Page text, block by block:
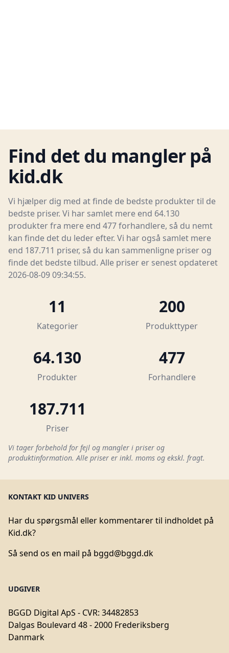
Find det du mangler på
kid.dk
Vi hjælper dig med at finde de bedste produkter til de
bedste priser. Vi har samlet mere end 64.130
produkter fra mere end 477 forhandlere, så du nemt
kan finde det du leder efter. Vi har også samlet mere
end 187.711 priser, så du kan sammenligne priser og
finde det bedste tilbud. Alle priser er senest opdateret
2026-08-09 09:34:55.
11
Kategorier
200
Produkttyper
64.130
Produkter
477
Forhandlere
187.711
Priser
Vi tager forbehold for fejl og mangler i priser og
produktinformation. Alle priser er inkl. moms og ekskl. fragt.
KONTAKT KID UNIVERS
Har du spørgsmål eller kommentarer til indholdet på
Kid.dk?
Så send os en mail på bggd@bggd.dk
UDGIVER
BGGD Digital ApS - CVR: 34482853
Dalgas Boulevard 48 - 2000 Frederiksberg
Danmark